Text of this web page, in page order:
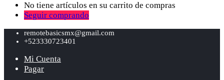
No tiene artículos en su carrito de compras
Seguir comprando
remotebasicsmx@gmail.com
+523330723401
Mi Cuenta
Pagar